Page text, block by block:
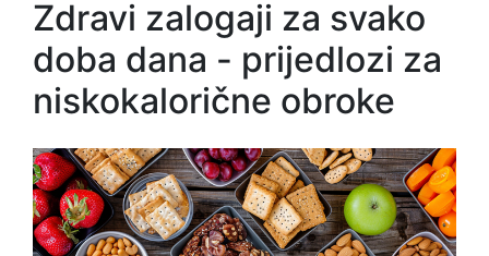
Zdravi zalogaji za svako
doba dana - prijedlozi za
niskokalorične obroke